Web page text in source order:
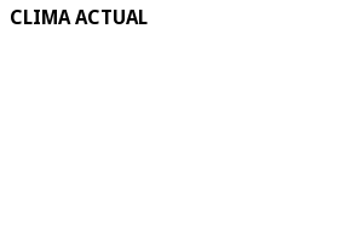
CLIMA ACTUAL